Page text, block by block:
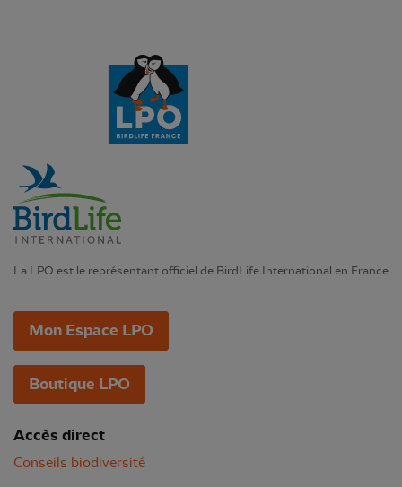
La LPO est le représentant officiel de BirdLife International en France
Mon Espace LPO
Boutique LPO
Accès direct
Conseils biodiversité